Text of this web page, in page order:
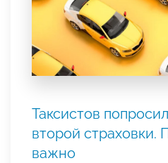
Таксистов
второй страховки.
важно